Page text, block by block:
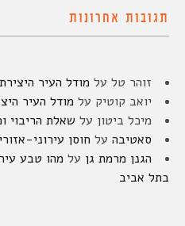
תגובות אחרונות
זוהר טל על מודל העיר
יואב קוטיק על מודל העיר
מיכל ביטון על שאלת הריבוי
סאטיבה על חוסן עירוני-
הגנן מרמת גן על מהו טבע
בתל אביב